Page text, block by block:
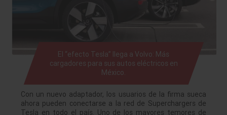
El “efecto Tesla” llega a Volvo: Más
cargadores para sus autos eléctricos en
México.
Con un nuevo adaptador, los usuarios de la firma sueca
ahora pueden conectarse a la red de Superchargers de
Tesla en todo el país. Uno de los mayores temores de